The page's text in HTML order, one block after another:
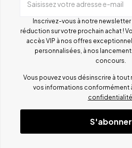
Saisissez votre adresse e-mail
Inscrivez-vous à notre
réduction sur votre prochain achat !
accès VIP à nos offres
personnalisées, à nos
concours.
Vous pouvez vous désinscrire à
vos informations conformément
confidentialité
S'abonner